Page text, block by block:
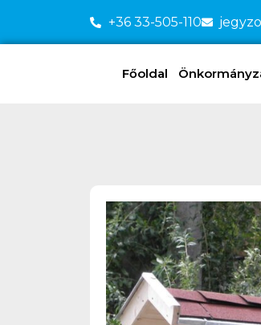
+36 33-505-110
Főoldal